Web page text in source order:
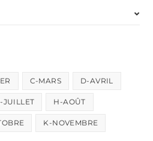
C-MARS D-AVRIL
JUILLET H-AOÛT
K-NOVEMBRE